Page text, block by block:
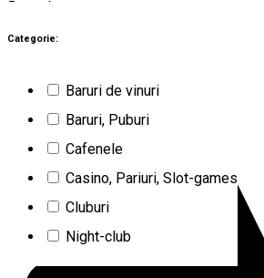
Categorie:
Baruri de vinuri
Baruri, Puburi
Cafenele
Casino, Pariuri, Slot-games
Cluburi
Night-club
5 rezultate
Braşov (BV)
Book Coffee Shop